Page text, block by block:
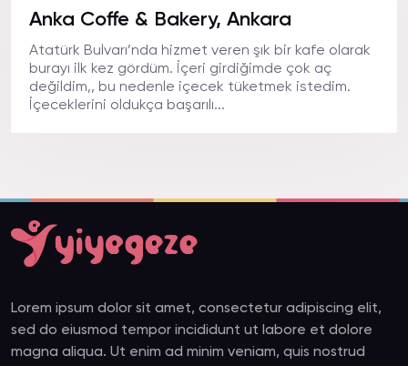
Anka Coffe & Bakery, Ankara
Atatürk Bulvarı’nda hizmet veren şık bir kafe olarak
burayı ilk kez gördüm. İçeri girdiğimde çok aç
değildim,, bu nedenle içecek tüketmek istedim.
İçeceklerini oldukça başarılı...
Lorem ipsum dolor sit amet, consectetur adipiscing elit,
sed do eiusmod tempor incididunt ut labore et dolore
magna aliqua. Ut enim ad minim veniam, quis nostrud